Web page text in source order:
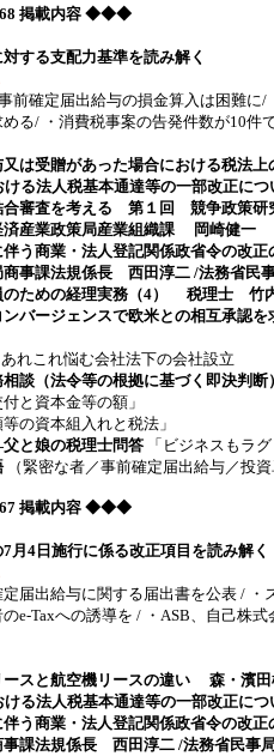
掲載内容 ◆◆◆
対する支配力基準を読み解く
前確定届出給与の損金算入は困難に/
る/ ・消費税事案の告発件数が10
又は受贈があった場合における税法
ける法人税基本通達等の一部改正に
合審査を考える 第１回 競争政策研
産業政策局産業組織課 岡崎健一
伴う商業・法人登記関係政省令の改正
事課法規係長 西田淳二 /法務省民
のための経理実務（4） 税理士 竹
ンバージェンスで欧米との相互承認
あれこれ悩む会社法下の会社設立
相談（法令等の根拠に基づく即決判
と資本金等の額」
の資本組入れと税法」
と娘の税理士問答 「ビジネスもラ
（緊密な者／事前確定届出給与／投
掲載内容 ◆◆◆
7月4日施行に係る改正項目を読み解く
定届出給与に関する届出書を公表 /
e-Taxへの誘導を / ・ASB、自己株
ースと航空機リースの違い 森
ける法人税基本通達等の一部改正に
伴う商業・法人登記関係政省令の改正
課法規係長 西田淳二 /法務省民事